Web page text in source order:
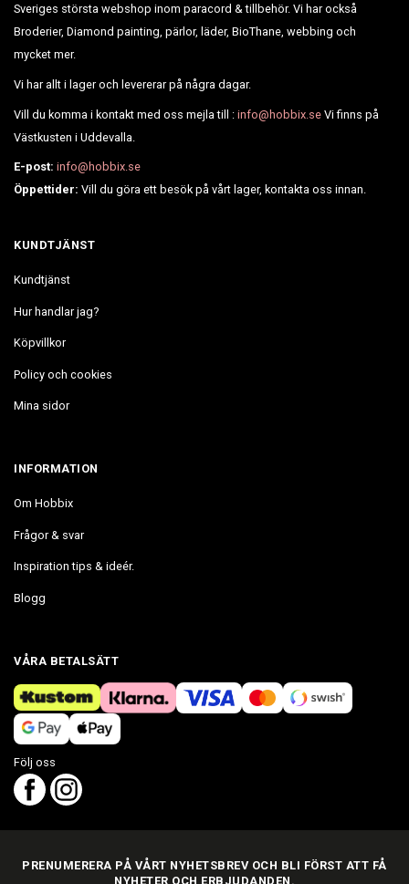
Sveriges största webshop inom paracord & tillbehör. Vi har också
Broderier, Diamond painting, pärlor, läder, BioThane, webbing och
mycket mer.
Vi har allt i lager och levererar på några dagar.
Vill du komma i kontakt med oss mejla till :info@hobbix.se Vi finns på
Västkusten i Uddevalla.
E-post: info@hobbix.se
Öppettider: Vill du göra ett besök på vårt lager, kontakta oss innan.
KUNDTJÄNST
Kundtjänst
Hur handlar jag?
Köpvillkor
Policy och cookies
Mina sidor
INFORMATION
Om Hobbix
Frågor & svar
Inspiration tips & ideér.
Blogg
VÅRA BETALSÄTT
Följ oss
PRENUMERERA PÅ VÅRT NYHETSBREV OCH BLI FÖRST ATT FÅ
NYHETER OCH ERBJUDANDEN.